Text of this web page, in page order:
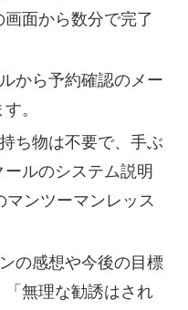
面から数分で完了
から予約確認のメー
。
ち物は不要で、手ぶ
ルのシステム説明
ンツーマンレッス
の感想や今後の目標
無理な勧誘はされ